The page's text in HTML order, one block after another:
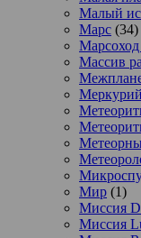
Малый
Марс (34)
Марсоход
Массив
Меркурий
Мир (1)
Миссия
Миссия